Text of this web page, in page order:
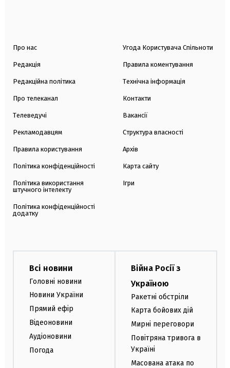
Про нас
Редакція
Редакційна політика
Про телеканал
Телеведучі
Рекламодавцям
Правила користування
Політика конфіденційності
Політика використання
штучного інтелекту
Політика конфіденційності
додатку
Угода Користувача Спільноти
Правила коментування
Технічна інформація
Контакти
Вакансії
Структура власності
Архів
Карта сайту
Ігри
Всі новини
Головні новини
Новини України
Прямий ефір
Відеоновини
Аудіоновини
Погода
Війна Росії з
Україною
Ракетні обстріли
Карта бойових дій
Мирні переговори
Повітряна тривога в
Україні
Масована атака по